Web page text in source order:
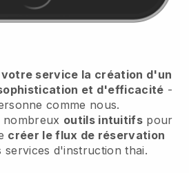
votre service la création d'un
et d'efficacité -
comme nous.
nombreux outils intuitifs pour
créer le flux de réservation
services d'instruction thai.